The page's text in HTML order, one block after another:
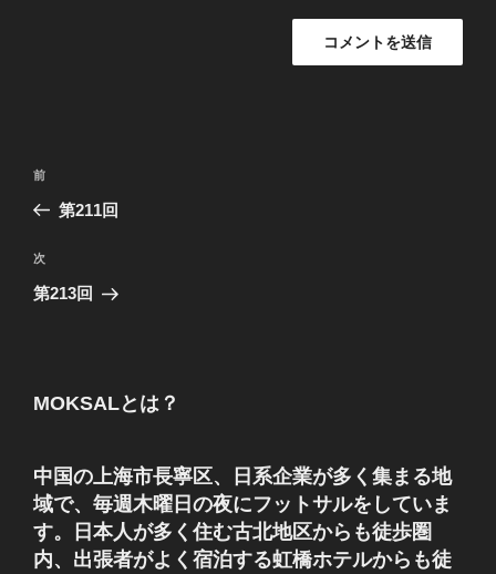
投
ビ
ゲ
ン
前
の
稿
前
第211回
次
の
次
第213回
MOKSALとは？
中国の上海市長寧区、日系企業が多く集まる地
域で、毎週木曜日の夜にフットサルをしていま
す。日本人が多く住む古北地区からも徒歩圏
内、出張者がよく宿泊する虹橋ホテルからも徒